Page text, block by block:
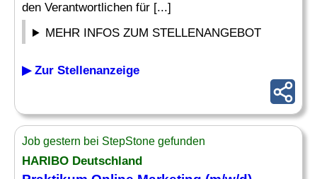
den Verantwortlichen für [...]
MEHR INFOS ZUM STELLENANGEBOT
▶ Zur Stellenanzeige
Job gestern bei StepStone gefunden
HARIBO Deutschland